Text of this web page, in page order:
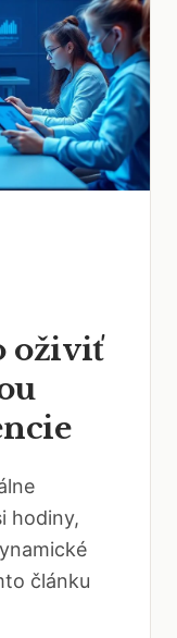
oživiť
hodiny,
článku